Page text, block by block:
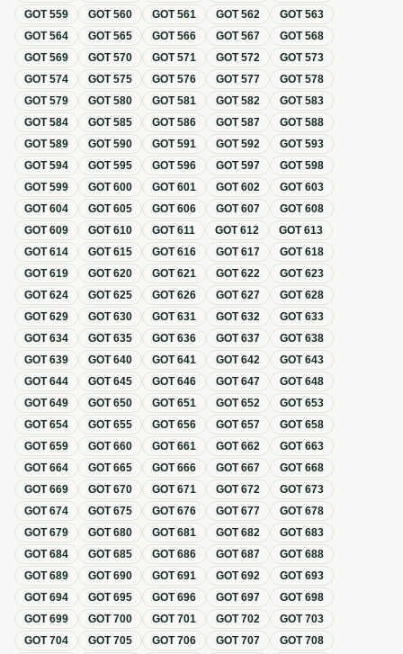
GOT559 GOT560 GOT561 GOT562 GOT563
GOT564 GOT565 GOT566 GOT567 GOT568
GOT569 GOT570 GOT571 GOT572 GOT573
GOT574 GOT575 GOT576 GOT577 GOT578
GOT579 GOT580 GOT581 GOT582 GOT583
GOT584 GOT585 GOT586 GOT587 GOT588
GOT589 GOT590 GOT591 GOT592 GOT593
GOT594 GOT595 GOT596 GOT597 GOT598
GOT599 GOT600 GOT601 GOT602 GOT603
GOT604 GOT605 GOT606 GOT607 GOT608
GOT609 GOT610 GOT611 GOT612 GOT613
GOT614 GOT615 GOT616 GOT617 GOT618
GOT619 GOT620 GOT621 GOT622 GOT623
GOT624 GOT625 GOT626 GOT627 GOT628
GOT629 GOT630 GOT631 GOT632 GOT633
GOT634 GOT635 GOT636 GOT637 GOT638
GOT639 GOT640 GOT641 GOT642 GOT643
GOT644 GOT645 GOT646 GOT647 GOT648
GOT649 GOT650 GOT651 GOT652 GOT653
GOT654 GOT655 GOT656 GOT657 GOT658
GOT659 GOT660 GOT661 GOT662 GOT663
GOT664 GOT665 GOT666 GOT667 GOT668
GOT669 GOT670 GOT671 GOT672 GOT673
GOT674 GOT675 GOT676 GOT677 GOT678
GOT679 GOT680 GOT681 GOT682 GOT683
GOT684 GOT685 GOT686 GOT687 GOT688
GOT689 GOT690 GOT691 GOT692 GOT693
GOT694 GOT695 GOT696 GOT697 GOT698
GOT699 GOT700 GOT701 GOT702 GOT703
GOT704 GOT705 GOT706 GOT707 GOT708